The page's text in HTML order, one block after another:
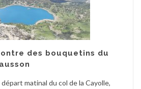
des bouquetins du
matinal du col de la Cayolle,